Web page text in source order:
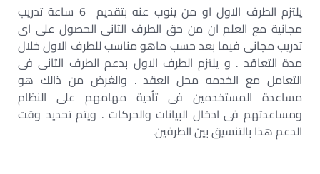
يلتزم الطرف الاول او من ينوب عنه بتقديم 6 ساعة تدريب
مجانية مع العلم ان من حق الطرف الثانى الحصول على اى
تدريب مجانى فيما بعد حسب ماهو مناسب للطرف الاول خلال
مدة التعاقد . و يلتزم الطرف الاول بدعم الطرف الثانى فى
التعامل مع الخدمه محل العقد . والغرض من ذالك هو
مساعدة المستخدمين فى تأدية مهامهم على النظام
ومساعدتهم فى ادخال البيانات والحركات . ويتم تحديد وقت
الدعم هذا بالتنسيق بين الطرفين.